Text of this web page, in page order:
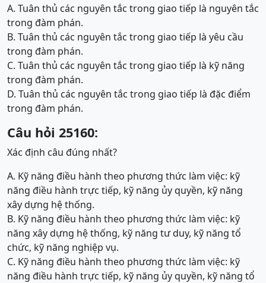
A. Tuân thủ các nguyên tắc trong giao tiếp là nguyên tắc
trong đàm phán.
B. Tuân thủ các nguyên tắc trong giao tiếp là yêu cầu
trong đàm phán.
C. Tuân thủ các nguyên tắc trong giao tiếp là kỹ năng
trong đàm phán.
D. Tuân thủ các nguyên tắc trong giao tiếp là đặc điểm
trong đàm phán.
Câu hỏi 25160:
Xác định câu đúng nhất?
A. Kỹ năng điều hành theo phương thức làm việc: kỹ
năng điều hành trực tiếp, kỹ năng ủy quyền, kỹ năng
xây dựng hệ thống.
B. Kỹ năng điều hành theo phương thức làm việc: kỹ
năng xây dựng hệ thống, kỹ năng tư duy, kỹ năng tổ
chức, kỹ năng nghiệp vụ.
C. Kỹ năng điều hành theo phương thức làm việc: kỹ
năng điều hành trực tiếp, kỹ năng ủy quyền, kỹ năng tổ